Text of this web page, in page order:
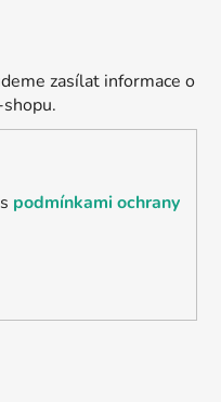
zasílat informace o
podmínkami ochrany